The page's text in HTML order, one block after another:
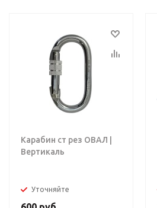
Карабин ст рез ОВАЛ |
Вертикаль
Уточняйте